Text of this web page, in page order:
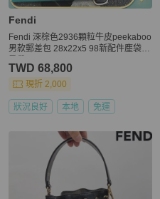
Fendi
Fendi 深棕色2936顆粒牛皮peekaboo
男款郵差包 28x22x5 98新配件塵袋
TWD 68,800
現折 2,000
狀況良好 本地 免運